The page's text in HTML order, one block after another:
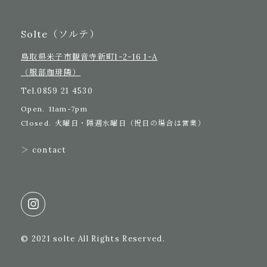
Solte（ソルテ）
鳥取県米子市観音寺新町1-2-16 1-A
（服部珈琲隣）
Tel.0859 21 4530
Open. 11am-7pm
Closed. 火曜日・隔週水曜日（祝日の場合は営業）
＞ contact
© 2021 solte All Rights Reserved.